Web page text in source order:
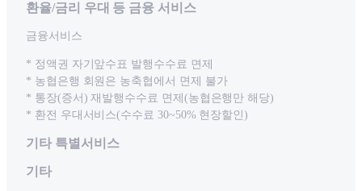
환율/금리 우대 등 금융 서비스
금융서비스
* 정액권 자기앞수표 발행수수료 면제
* 농협은행 회원은 농축협에서 면제 불가
* 통장(증서) 재발행수수료 면제(농협은행만 해당)
* 환전 우대서비스(수수료 30~50% 현장할인)
기타 특별서비스
기타